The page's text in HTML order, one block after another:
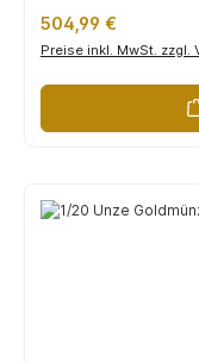
Regulärer Preis:
504,99 €
Preise inkl. MwSt. zzgl.